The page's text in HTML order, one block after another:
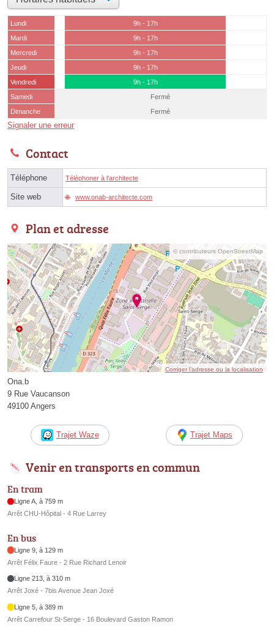
Lundi
9h - 17h
Mardi
9h - 17h
Mercredi
9h - 17h
Jeudi
9h - 17h
Vendredi
9h - 17h
Samedi
Fermé
Dimanche
Fermé
Signaler une erreur
Contact
Téléphone Téléphoner à l'architecte
Site web www.onab-architecte.com
Plan et adresse
© contributeurs OpenStreetMap
Corriger l’adresse ou la localisation
Ona.b
9 Rue Vaucanson
49100 Angers
Trajet Waze Trajet Maps
Venir en transports en commun
En tram
Ligne A, à 759 m
Arrêt CHU-Hôpital - 4 Rue Larrey
En bus
Ligne 9, à 129 m
Arrêt Félix Faure - 2 Rue Richard Lenoir
Ligne 213, à 310 m
Arrêt Joxé - 7bis Avenue Jean Joxé
Ligne 5, à 389 m
Arrêt Carrefour St-Serge - 16 Boulevard Gaston Ramon